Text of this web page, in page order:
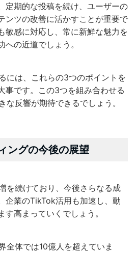
定期的な投稿を続け、ユーザーの
ンツの改善に活かすことが重要で
敏感に対応し、常に新鮮な魅力を
の近道でしょう。
には、これらの3つのポイントを
事です。この3つを組み合わせる
な反響が期待できるでしょう。
ングの今後の展望
を続けており、今後さらなる成
企業のTikTok活用も加速し、動
高まっていくでしょう。
全体では10億人を超えていま